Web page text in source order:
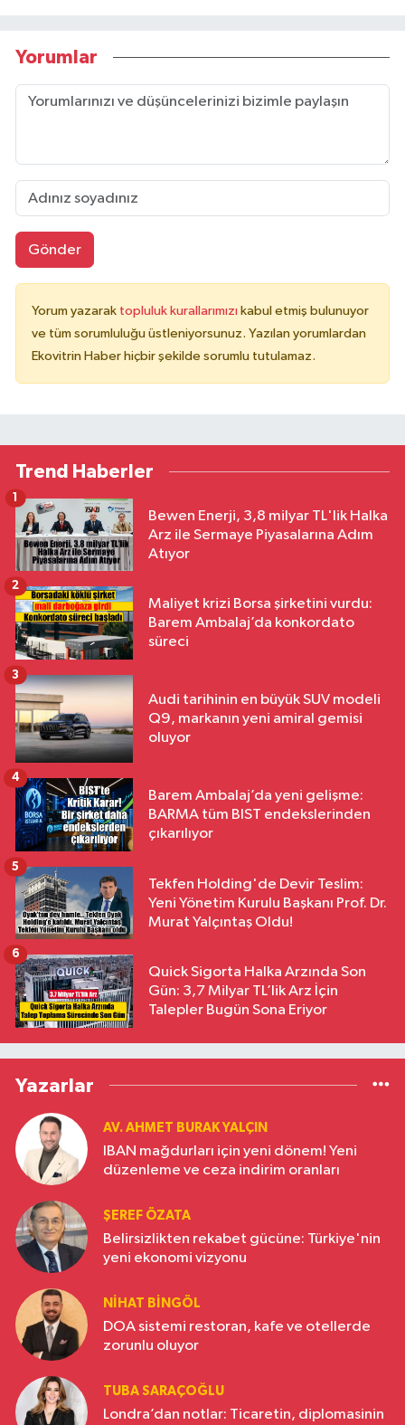
Yorumlar
Gönder
Yorum yazarak topluluk kurallarımızı kabul etmiş bulunuyor
ve tüm sorumluluğu üstleniyorsunuz. Yazılan yorumlardan
Ekovitrin Haber hiçbir şekilde sorumlu tutulamaz.
Trend Haberler
Bewen Enerji, 3,8 milyar TL'lik Halka
Arz ile Sermaye Piyasalarına Adım
Atıyor
1
Maliyet krizi Borsa şirketini vurdu:
Barem Ambalaj’da konkordato
süreci
2
Audi tarihinin en büyük SUV modeli
Q9, markanın yeni amiral gemisi
oluyor
3
Barem Ambalaj’da yeni gelişme:
BARMA tüm BIST endekslerinden
çıkarılıyor
4
Tekfen Holding'de Devir Teslim:
Yeni Yönetim Kurulu Başkanı Prof. Dr.
Murat Yalçıntaş Oldu!
5
Quick Sigorta Halka Arzında Son
Gün: 3,7 Milyar TL’lik Arz İçin
Talepler Bugün Sona Eriyor
6
Yazarlar
AV. AHMET BURAK YALÇIN
IBAN mağdurları için yeni dönem! Yeni
düzenleme ve ceza indirim oranları
ŞEREF ÖZATA
Belirsizlikten rekabet gücüne: Türkiye'nin
yeni ekonomi vizyonu
NIHAT BINGÖL
DOA sistemi restoran, kafe ve otellerde
zorunlu oluyor
TUBA SARAÇOĞLU
Londra’dan notlar: Ticaretin, diplomasinin